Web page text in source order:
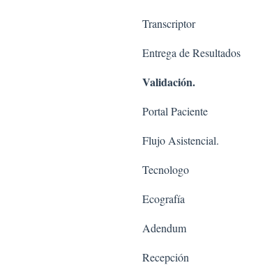
Transcriptor
Entrega de Resultados
Validación.
Portal Paciente
Flujo Asistencial.
Tecnologo
Ecografía
Adendum
Recepción